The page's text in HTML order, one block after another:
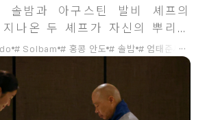
솔밤과 아구스틴 발비 셰프의
나온 두 셰프가 자신의 뿌리와
심에 올려놓았다
# Solbam # 홍콩 안도 # 솔밤 # 엄태준셰프
...